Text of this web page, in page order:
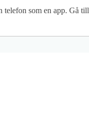
telefon som en app. Gå till